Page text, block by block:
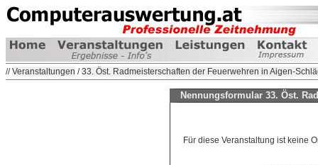
//Veranstaltungen /33. Öst. Radmeisterschaften der Feuerwehren in Aigen-
Nennungsformular 33. Öst.
Für diese Veranstaltung ist keine